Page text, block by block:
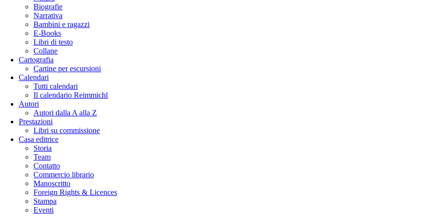
Biografie
Narrativa
Bambini e ragazzi
E-Books
Libri di testo
Collane
Cartografia
Cartine per escursioni
Calendari
Tutti calendari
Il calendario Reimmichl
Autori
Autori dalla A alla Z
Prestazioni
Libri su commissione
Casa editrice
Storia
Team
Contatto
Commercio librario
Manoscritto
Foreign Rights & Licences
Stampa
Eventi